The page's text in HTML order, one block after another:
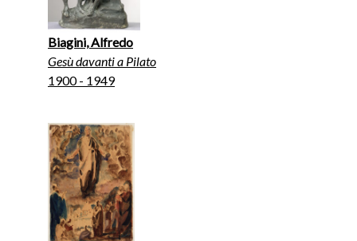
Biagini, Alfredo
Gesù davanti a Pilato
1900 - 1949